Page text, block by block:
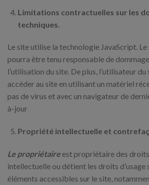
Limitations contractuelles sur les
techniques.
Le site utilise la technologie JavaScript.
pourra être tenu responsable de
l’utilisation du site. De plus, l’utilisateur du
accéder au site en utilisant un matériel
pas de virus et avec un navigateur de
à-jour
Propriété intellectuelle et
Le propriétaire est propriétaire des
intellectuelle ou détient les droits d’usage
éléments accessibles sur le site,